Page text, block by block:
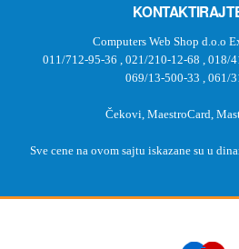
Computers Web Shop d.o.o
011/712-95-36
021/210-12-68 018/
069/13-500-33
061/
Čekovi, MaestroCard,
Sve cene na ovom sajtu iskazane su u